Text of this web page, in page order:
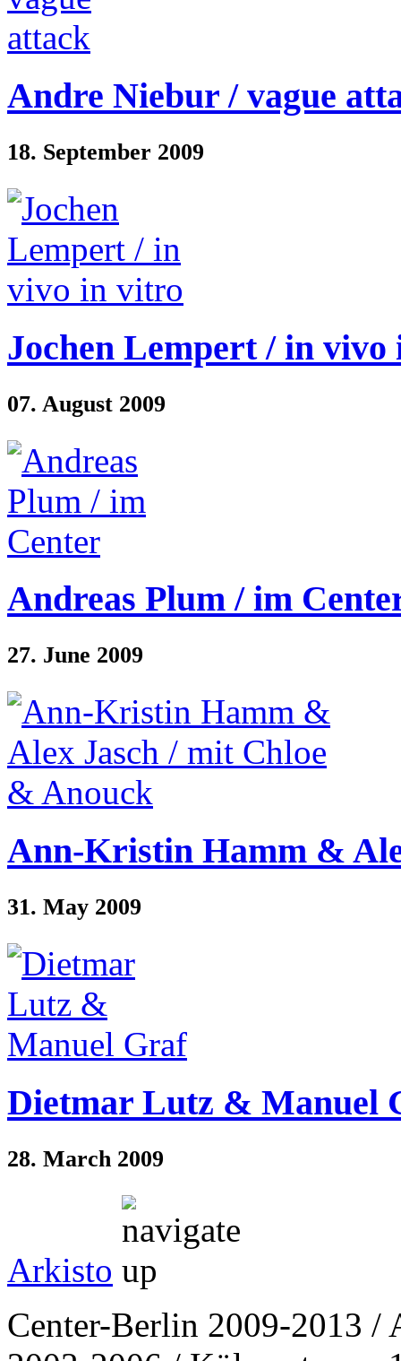
Andre Niebur / vague
18. September 2009
Jochen Lempert / in
07. August 2009
Andreas Plum / im
27. June 2009
Ann-Kristin Hamm &
31. May 2009
Dietmar Lutz & Manuel
28. March 2009
Arkisto
Center-Berlin 2009-2013 /